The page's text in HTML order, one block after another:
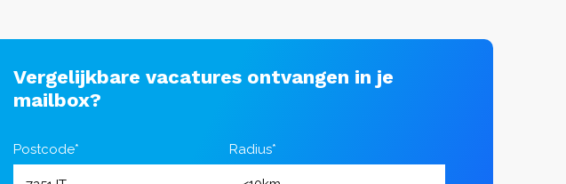
Vergelijkbare vacatures ontvangen in je
mailbox?
Postcode* Radius*